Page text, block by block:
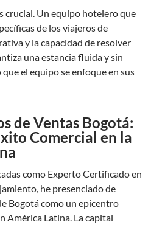
crucial. Un equipo hotelero que
de los viajeros de
y la capacidad de resolver
una estancia fluida y sin
el equipo se enfoque en sus
de Ventas Bogotá:
Comercial en la
como Experto Certificado en
he presenciado de
Bogotá como un epicentro
América Latina. La capital